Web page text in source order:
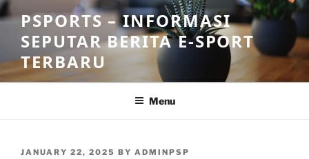
Skip
to
content
PSPORTS – INFORMASI
SEPUTAR BERITA E-SPORT
TERBARU
Menu
POSTED
JANUARY 22, 2025 BY ADMINPSP